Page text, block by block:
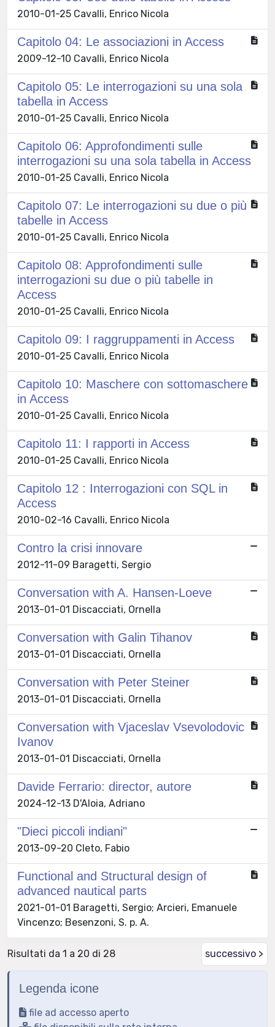
2010-01-25 Cavalli, Enrico Nicola
Capitolo 04: Le associazioni in Access
2009-12-10 Cavalli, Enrico Nicola
Capitolo 05: Le interrogazioni su una sola
tabella in Access
2010-01-25 Cavalli, Enrico Nicola
Capitolo 06: Approfondimenti sulle
interrogazioni su una sola tabella in Access
2010-01-25 Cavalli, Enrico Nicola
Capitolo 07: Le interrogazioni su due o più
tabelle in Access
2010-01-25 Cavalli, Enrico Nicola
Capitolo 08: Approfondimenti sulle
interrogazioni su due o più tabelle in
Access
2010-01-25 Cavalli, Enrico Nicola
Capitolo 09: I raggruppamenti in Access
2010-01-25 Cavalli, Enrico Nicola
Capitolo 10: Maschere con sottomaschere
in Access
2010-01-25 Cavalli, Enrico Nicola
Capitolo 11: I rapporti in Access
2010-01-25 Cavalli, Enrico Nicola
Capitolo 12 : Interrogazioni con SQL in
Access
2010-02-16 Cavalli, Enrico Nicola
Contro la crisi innovare
2012-11-09 Baragetti, Sergio
Conversation with A. Hansen-Loeve
2013-01-01 Discacciati, Ornella
Conversation with Galin Tihanov
2013-01-01 Discacciati, Ornella
Conversation with Peter Steiner
2013-01-01 Discacciati, Ornella
Conversation with Vjaceslav Vsevolodovic
Ivanov
2013-01-01 Discacciati, Ornella
Davide Ferrario: director, autore
2024-12-13 D'Aloia, Adriano
"Dieci piccoli indiani"
2013-09-20 Cleto, Fabio
Functional and Structural design of
advanced nautical parts
2021-01-01 Baragetti, Sergio; Arcieri, Emanuele
Vincenzo; Besenzoni, S. p. A.
Risultati da 1 a 20 di 28 successivo >
Legenda icone
file ad accesso aperto